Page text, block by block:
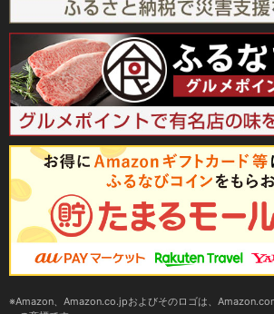
Amazon、Amazon.co.jpおよびそのロゴは、